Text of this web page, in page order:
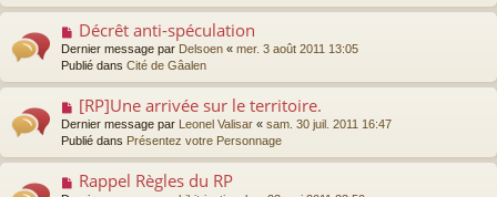
e
e
s
a
e
a
u
m
e
s
s
a
e
N
u
u
m
e
s
Décrêt anti-spéculation
Dernier message par Delsoen « mer. 3 août 2011 13:05
Publié dans Cité de Gâalen
N
o
u
a
[RP]Une arrivée sur le territoire.
Dernier message par Leonel Valisar « sam. 30 juil. 2011 16:47
Publié dans Présentez votre Personnage
NRappel Règles du RP